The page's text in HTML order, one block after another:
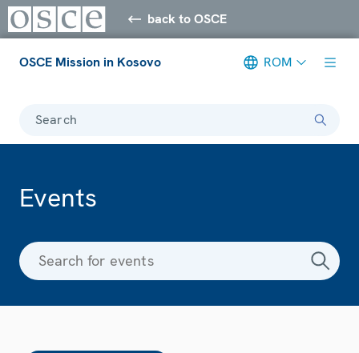
back to OSCE
OSCE Mission in Kosovo ROM
Search
Events